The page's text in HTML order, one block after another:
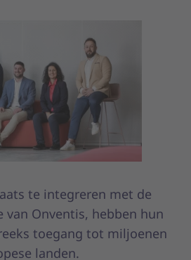
te integreren met de
van Onventis, hebben hun
toegang tot miljoenen
landen.